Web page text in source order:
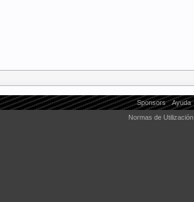
Sponsors Ayuda
Normas de Utilización